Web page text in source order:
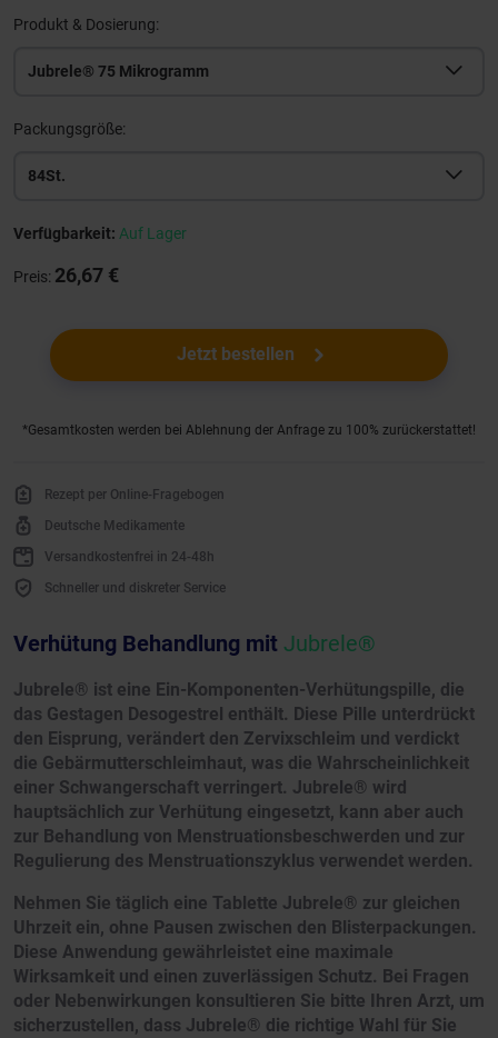
Produkt & Dosierung:
Jubrele® 75 Mikrogramm
Packungsgröße:
84St.
Verfügbarkeit: Auf Lager
Preis: 26,67 €
Jetzt bestellen
*Gesamtkosten werden bei Ablehnung der Anfrage zu 100% zurückerstattet!
Rezept per Online-Fragebogen
Deutsche Medikamente
Versandkostenfrei in 24-48h
Schneller und diskreter Service
Verhütung Behandlung mit Jubrele®
Jubrele® ist eine Ein-Komponenten-Verhütungspille, die
das Gestagen Desogestrel enthält. Diese Pille unterdrückt
den Eisprung, verändert den Zervixschleim und verdickt
die Gebärmutterschleimhaut, was die Wahrscheinlichkeit
einer Schwangerschaft verringert. Jubrele® wird
hauptsächlich zur Verhütung eingesetzt, kann aber auch
zur Behandlung von Menstruationsbeschwerden und zur
Regulierung des Menstruationszyklus verwendet werden.
Nehmen Sie täglich eine Tablette Jubrele® zur gleichen
Uhrzeit ein, ohne Pausen zwischen den Blisterpackungen.
Diese Anwendung gewährleistet eine maximale
Wirksamkeit und einen zuverlässigen Schutz. Bei Fragen
oder Nebenwirkungen konsultieren Sie bitte Ihren Arzt, um
sicherzustellen, dass Jubrele® die richtige Wahl für Sie